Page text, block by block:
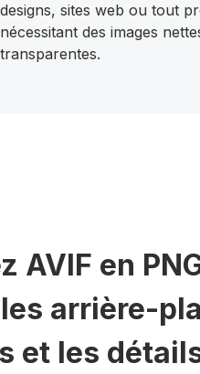
designs, sites web ou tout
nécessitant des images
transparentes.
AVIF en
arrière-
et les